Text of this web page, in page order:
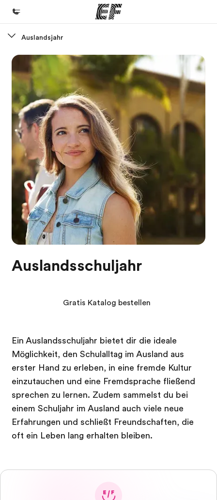
Willkommen bei EF
Programme
Alle Programme ansehen
Büros
Büros in der Nähe
Über uns
Wer wir sind
Karriere
Teil des Teams werden
Auslandsjahr
Auslandsschuljahr
Ein Auslandsschuljahr bietet dir die ideale
Möglichkeit, den Schulalltag im Ausland aus
erster Hand zu erleben, in eine fremde Kultur
einzutauchen und eine Fremdsprache fließend
sprechen zu lernen. Zudem sammelst du bei
einem Schuljahr im Ausland auch viele neue
Erfahrungen und schließt Freundschaften, die
oft ein Leben lang erhalten bleiben.
Gratis Katalog bestellen